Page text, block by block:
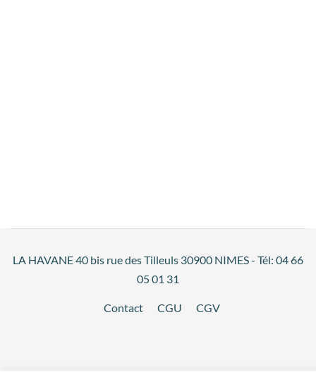
LA HAVANE 40 bis rue des Tilleuls 30900 NIMES - Tél: 04 66
05 01 31
Contact CGU CGV